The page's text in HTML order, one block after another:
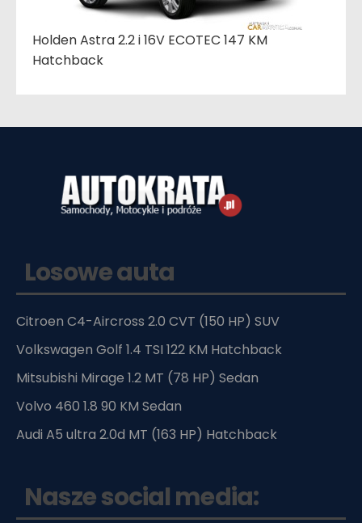
Holden Astra 2.2 i 16V ECOTEC 147 KM
Hatchback
Losowe auta
Citroen C4-Aircross 2.0 CVT (150 HP) SUV
Volkswagen Golf 1.4 TSI 122 KM Hatchback
Mitsubishi Mirage 1.2 MT (78 HP) Sedan
Volvo 460 1.8 90 KM Sedan
Audi A5 ultra 2.0d MT (163 HP) Hatchback
Nasze social media: